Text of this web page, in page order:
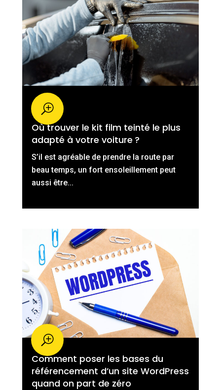
Où trouver le kit film teinté le plus
adapté à votre voiture ?
S’il est agréable de prendre la route par
beau temps, un fort ensoleillement peut
aussi être...
Comment poser les bases du
référencement d’un site WordPress
quand on part de zéro